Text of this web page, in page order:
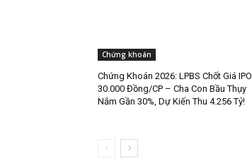
Chứng khoán
Chứng Khoán 2026: LPBS Chốt Giá IPO
30.000 Đồng/CP – Cha Con Bầu Thụy
Nắm Gần 30%, Dự Kiến Thu 4.256 Tỷ!